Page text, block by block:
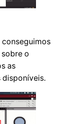
o
as
disponíveis.